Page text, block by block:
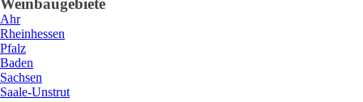
Weinbaugebiete
Ahr
Rheinhessen
Pfalz
Baden
Sachsen
Saale-Unstrut